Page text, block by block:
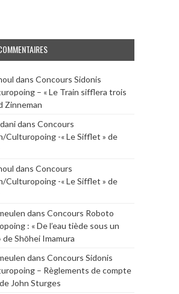
dans Concours Sidonis
– « Le Train sifflera trois
Zinneman
dans Concours
Culturopoing -« Le Sifflet » de
dans Concours
Culturopoing -« Le Sifflet » de
dans Concours Roboto
: « De l’eau tiède sous un
Shōhei Imamura
dans Concours Sidonis
– Règlements de compte
John Sturges